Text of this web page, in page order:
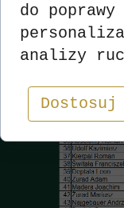
do
analizy
Dostosuj